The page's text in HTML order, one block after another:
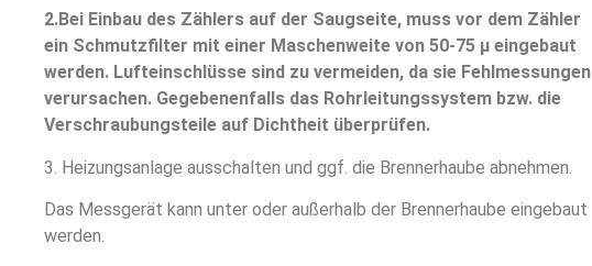
2.Bei Einbau des Zählers auf der Saugseite, muss vor dem Zähler
ein Schmutzfilter mit einer Maschenweite von 50-75 μ eingebaut
werden. Lufteinschlüsse sind zu vermeiden, da sie Fehlmessungen
verursachen. Gegebenenfalls das Rohrleitungssystem bzw. die
Verschraubungsteile auf Dichtheit überprüfen.
3. Heizungsanlage ausschalten und ggf. die Brennerhaube abnehmen.
Das Messgerät kann unter oder außerhalb der Brennerhaube eingebaut
werden.